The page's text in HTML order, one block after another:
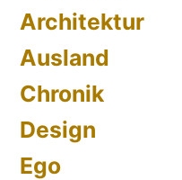
Verkauf
Architektur
Ausland
Chronik
Design
Ego